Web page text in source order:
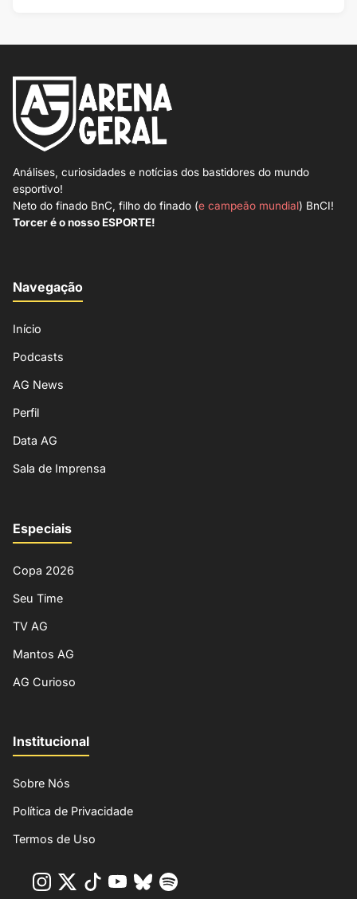
Análises, curiosidades e notícias dos bastidores do mundo
esportivo!
Neto do finado BnC, filho do finado (e campeão mundial) BnCI!
Torcer é o nosso ESPORTE!
Navegação
Início
Podcasts
AG News
Perfil
Data AG
Sala de Imprensa
Especiais
Copa 2026
Seu Time
TV AG
Mantos AG
AG Curioso
Institucional
Sobre Nós
Política de Privacidade
Termos de Uso